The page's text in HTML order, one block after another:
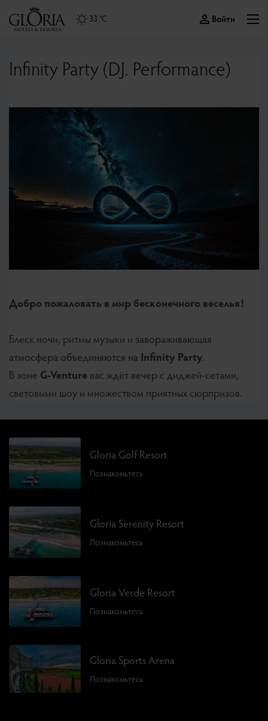
33 °C Войти
Infinity Party (DJ. Performance)
Добро пожаловать в мир бесконечного веселья!
Блеск ночи, ритмы музыки и завораживающая
атмосфера объединяются на Infinity Party.
В зоне G-Venture вас ждёт вечер с диджей-сетами,
световыми шоу и множеством приятных сюрпризов.
Gloria Golf Resort
Познакомьтесь
Gloria Serenity Resort
Познакомьтесь
Gloria Verde Resort
Познакомьтесь
Gloria Sports Arena
Познакомьтесь